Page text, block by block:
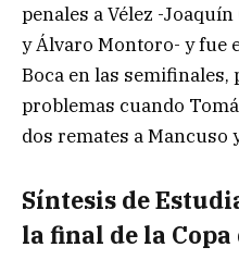
penales a Vélez -
y Álvaro Montoro- y fue
Boca en las
problemas cuando
dos remates a Mancuso
Síntesis de
la final de la Copa